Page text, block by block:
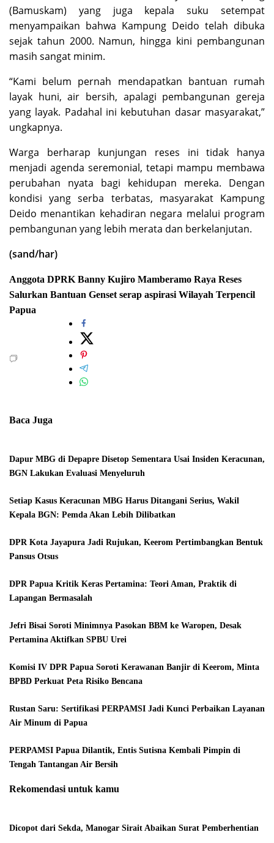
(Bamuskam) yang juga kepala suku setempat
menyampaikan bahwa Kampung Deido telah dibuka
sejak tahun 2000. Namun, hingga kini pembangunan
masih sangat minim.
“Kami belum pernah mendapatkan bantuan rumah
layak huni, air bersih, apalagi pembangunan gereja
yang layak. Padahal ini kebutuhan dasar masyarakat,”
ungkapnya.
Warga berharap kunjungan reses ini tidak hanya
menjadi agenda seremonial, tetapi mampu membawa
perubahan nyata bagi kehidupan mereka. Dengan
kondisi yang serba terbatas, masyarakat Kampung
Deido menantikan kehadiran negara melalui program
pembangunan yang lebih merata dan berkelanjutan.
(sand/har)
Anggota DPRK Banny Kujiro Mamberamo Raya Reses
Salurkan Bantuan Genset serap aspirasi Wilayah Terpencil
Papua
Baca Juga
Dapur MBG di Depapre Disetop Sementara Usai Insiden Keracunan,
BGN Lakukan Evaluasi Menyeluruh
Setiap Kasus Keracunan MBG Harus Ditangani Serius, Wakil
Kepala BGN: Pemda Akan Lebih Dilibatkan
DPR Kota Jayapura Jadi Rujukan, Keerom Pertimbangkan Bentuk
Pansus Otsus
DPR Papua Kritik Keras Pertamina: Teori Aman, Praktik di
Lapangan Bermasalah
Jefri Bisai Soroti Minimnya Pasokan BBM ke Waropen, Desak
Pertamina Aktifkan SPBU Urei
Komisi IV DPR Papua Soroti Kerawanan Banjir di Keerom, Minta
BPBD Perkuat Peta Risiko Bencana
Rustan Saru: Sertifikasi PERPAMSI Jadi Kunci Perbaikan Layanan
Air Minum di Papua
PERPAMSI Papua Dilantik, Entis Sutisna Kembali Pimpin di
Tengah Tantangan Air Bersih
Rekomendasi untuk kamu
Dicopot dari Sekda, Manogar Sirait Abaikan Surat Pemberhentian